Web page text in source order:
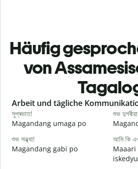
Häufig
von
Slide 1 of 6
Arbeit und tägliche
সুপ্ৰভাত!
Magandang umaga po
শুভ
শুভ সন্ধ্যা!
Magandang gabi po
আমি কি
Maaari